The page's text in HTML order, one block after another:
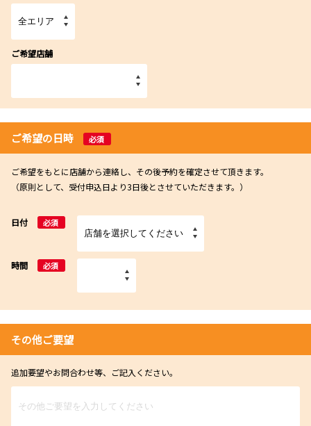
ご希望店舗
ご希望の日時 必須
ご希望をもとに店舗から連絡し、その後予約を確定させて頂きます。
（原則として、受付申込日より3日後とさせていただきます。）
日付 必須
時間 必須
その他ご要望
追加要望やお問合わせ等、ご記入ください。